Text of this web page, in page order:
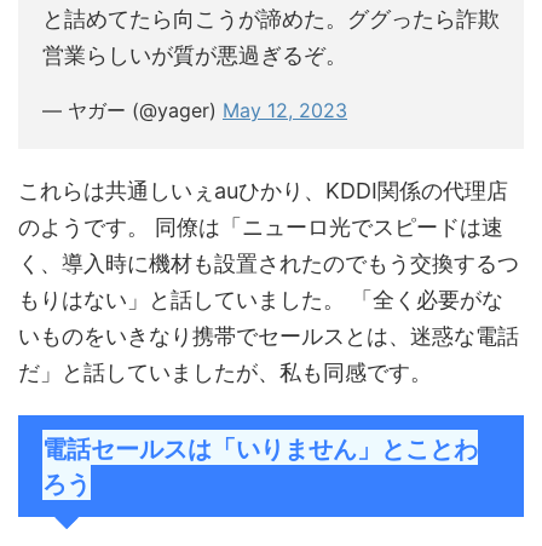
と詰めてたら向こうが諦めた。ググったら詐欺
営業らしいが質が悪過ぎるぞ。
— ヤガー (@yager) May 12, 2023
これらは共通しいぇauひかり、KDDI関係の代理店
のようです。 同僚は「ニューロ光でスピードは速
く、導入時に機材も設置されたのでもう交換するつ
もりはない」と話していました。 「全く必要がな
いものをいきなり携帯でセールスとは、迷惑な電話
だ」と話していましたが、私も同感です。
電話セールスは「いりません」とことわ
ろう